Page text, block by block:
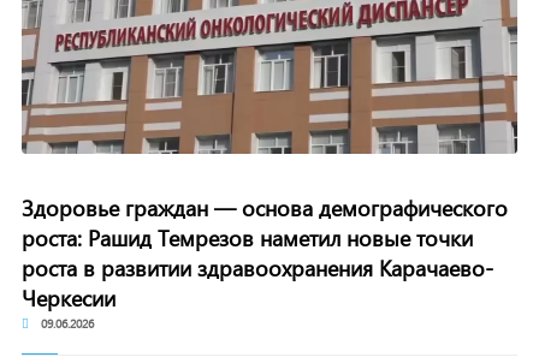
Здоровье граждан — основа демографического
роста: Рашид Темрезов наметил новые точки
роста в развитии здравоохранения Карачаево-
Черкесии
09.06.2026